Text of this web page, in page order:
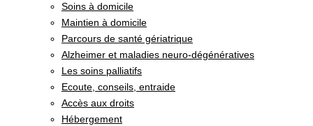
Soins à domicile
Maintien à domicile
Parcours de santé gériatrique
Alzheimer et maladies neuro-dégénératives
Les soins palliatifs
Ecoute, conseils, entraide
Accès aux droits
Hébergement